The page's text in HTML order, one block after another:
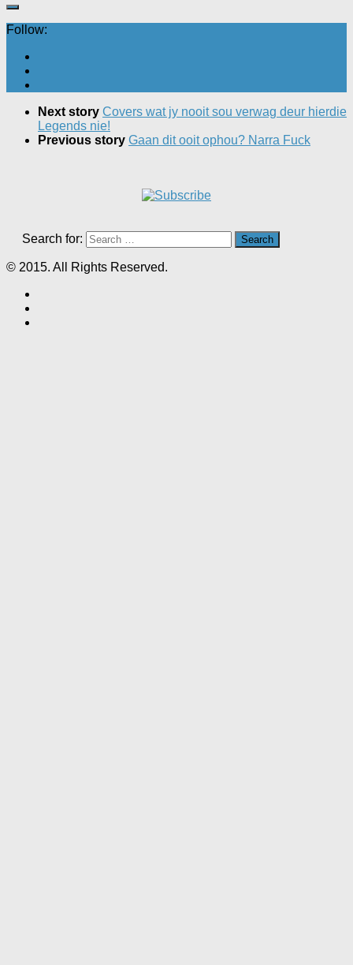
Follow:
Next story Covers wat jy nooit sou verwag deur hierdie
Legends nie!
Previous story Gaan dit ooit ophou? Narra Fuck
Search for:
© 2015. All Rights Reserved.